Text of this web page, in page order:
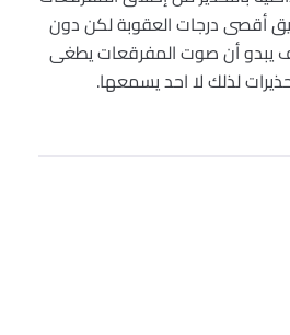
أقصى درجات العقوبة لكن دون
يبدو أن صوت المفرقعات يطغى
لذلك لا احد يسمعها.